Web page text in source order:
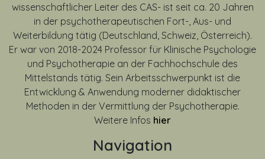
wissenschaftlicher Leiter des CAS- ist seit ca. 20 Jahren
in der psychotherapeutischen Fort-, Aus- und
Weiterbildung tätig (Deutschland, Schweiz, Österreich).
Er war von 2018-2024 Professor für Klinische Psychologie
und Psychotherapie an der Fachhochschule des
Mittelstands tätig. Sein Arbeitsschwerpunkt ist die
Entwicklung & Anwendung moderner didaktischer
Methoden in der Vermittlung der Psychotherapie.
Weitere Infos hier
Navigation